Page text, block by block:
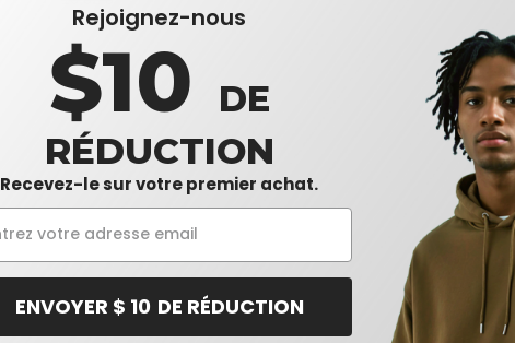
Rejoignez-nous
$10 DE
RÉDUCTION
Recevez-le sur votre premier achat.
ENVOYER $ 10 DE RÉDUCTION